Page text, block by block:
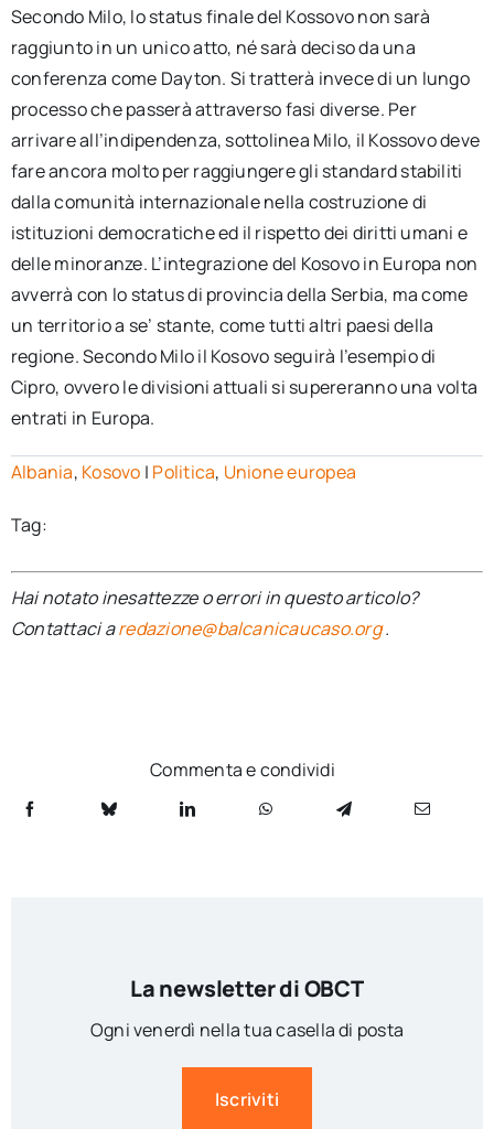
Secondo Milo, lo status finale del Kossovo non sarà
raggiunto in un unico atto, né sarà deciso da una
conferenza come Dayton. Si tratterà invece di un lungo
processo che passerà attraverso fasi diverse. Per
arrivare all’indipendenza, sottolinea Milo, il Kossovo deve
fare ancora molto per raggiungere gli standard stabiliti
dalla comunità internazionale nella costruzione di
istituzioni democratiche ed il rispetto dei diritti umani e
delle minoranze. L’integrazione del Kosovo in Europa non
avverrà con lo status di provincia della Serbia, ma come
un territorio a se’ stante, come tutti altri paesi della
regione. Secondo Milo il Kosovo seguirà l’esempio di
Cipro, ovvero le divisioni attuali si supereranno una volta
entrati in Europa.
Albania, Kosovo | Politica, Unione europea
Tag:
Hai notato inesattezze o errori in questo articolo?
Contattaci aredazione@balcanicaucaso.org.
Commenta e condividi
La newsletter di OBCT
Ogni venerdì nella tua casella di posta
Iscriviti